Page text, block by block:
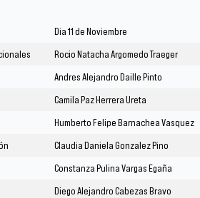
Dia 11 de Noviembre
Rocio Natacha Argomedo Traeger
Andres Alejandro Daille Pinto
Camila Paz Herrera Ureta
Humberto Felipe Barnachea Vasquez
Claudia Daniela Gonzalez Pino
Constanza Pulina Vargas Egaña
Diego Alejandro Cabezas Bravo